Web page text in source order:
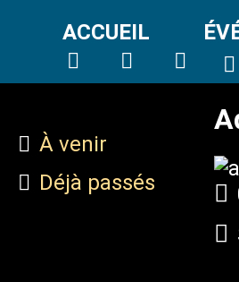
ACCUEIL
À venir
Déjà passés